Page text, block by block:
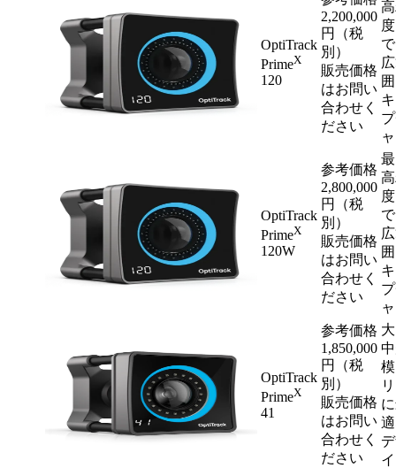
OptiTrack
PrimeX
120
2,200,000
円（税
別）
販売価格
はお問い
合わせく
ださい
度
OptiTrack
PrimeX
120W
参考価格
2,800,000
円（税
別）
販売価格
はお問い
合わせく
ださい
度
OptiTrack
PrimeX
41
参考価格
1,850,000
円（税
別）
販売価格
はお問い
合わせく
ださい